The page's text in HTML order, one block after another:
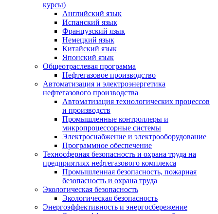
курсы)
Английский язык
Испанский язык
Французский язык
Немецкий язык
Китайский язык
Японский язык
Общеотраслевая программа
Нефтегазовое производство
Автоматизация и электроэнергетика
нефтегазового производства
Автоматизация технологических процессов
и производств
Промышленные контроллеры и
микропроцессорные системы
Электроснабжение и электрооборудование
Программное обеспечение
Техносферная безопасность и охрана труда на
предприятиях нефтегазового комплекса
Промышленная безопасность, пожарная
безопасность и охрана труда
Экологическая безопасность
Экологическая безопасность
Энергоэффективность и энергосбережение